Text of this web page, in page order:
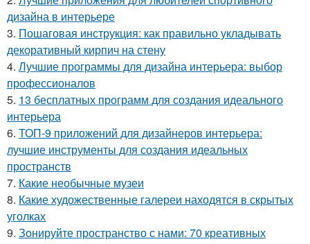
дизайна в интерьере
3. Пошаговая инструкция: как правильно укладывать
декоративный кирпич на стену
4. Лучшие программы для дизайна интерьера: выбор
профессионалов
5. 13 бесплатных программ для создания идеального
интерьера
6. ТОП-9 приложений для дизайнеров интерьера:
лучшие инструменты для создания идеальных
пространств
7. Какие необычные музеи
8. Какие художественные галереи находятся в скрытых
уголках
9. Зонируйте пространство с нами: 70 креативных